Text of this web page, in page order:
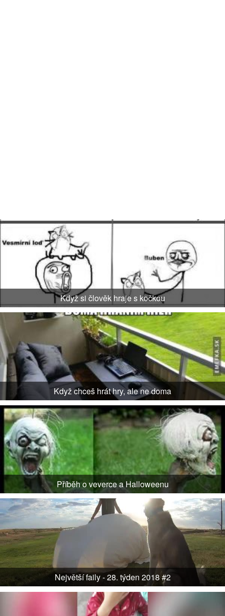
Když si člověk hraje s kočkou
Když chceš hrát hry, ale ne doma
Příběh o veverce a Halloweenu
Největší faily - 28. týden 2018 #2